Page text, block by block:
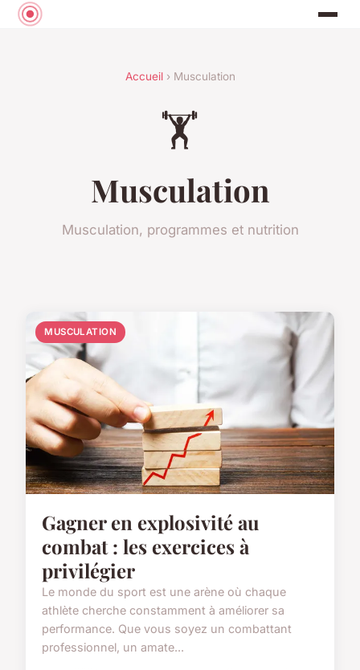
Accueil› Musculation
🏋️
Musculation
Musculation, programmes et nutrition
MUSCULATION
Gagner en explosivité au
combat : les exercices à
privilégier
Le monde du sport est une arène où chaque
athlète cherche constamment à améliorer sa
performance. Que vous soyez un combattant
professionnel, un amate...